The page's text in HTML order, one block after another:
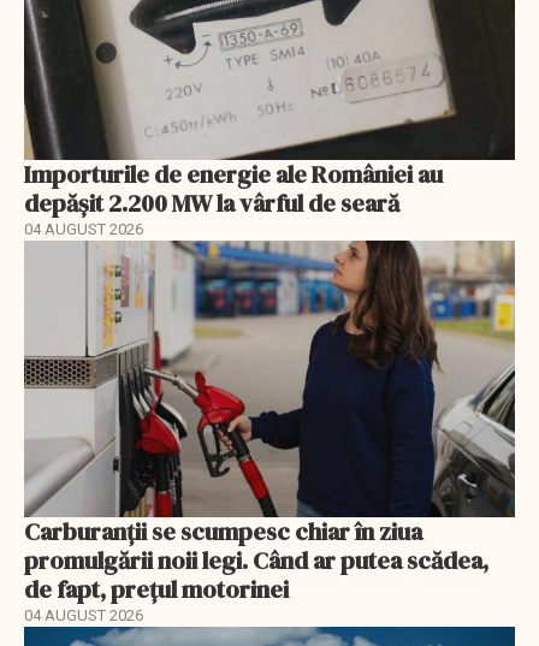
Importurile de energie ale României au
depășit 2.200 MW la vârful de seară
04 AUGUST 2026
Carburanții se scumpesc chiar în ziua
promulgării noii legi. Când ar putea scădea,
de fapt, prețul motorinei
04 AUGUST 2026